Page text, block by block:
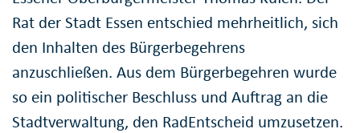
Rat der Stadt Essen entschied mehrheitlich, sich
den Inhalten des Bürgerbegehrens
anzuschließen. Aus dem Bürgerbegehren wurde
so ein politischer Beschluss und Auftrag an die
Stadtverwaltung, den RadEntscheid umzusetzen.